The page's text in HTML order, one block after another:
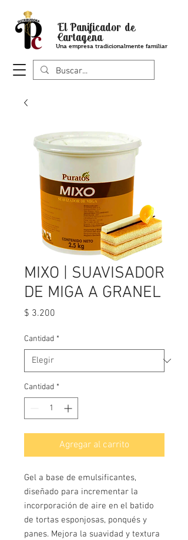
El Panificador de
Cartagena
Una empresa tradicionalmente familiar
MIXO | SUAVISADOR
DE MIGA A GRANEL
$ 3.200
Cantidad *
Cantidad *
Agregar al carrito
Gel a base de emulsificantes,
diseñado para incrementar la
incorporación de aire en el batido
de tortas esponjosas, ponqués y
panes. Mejora la suavidad y textura